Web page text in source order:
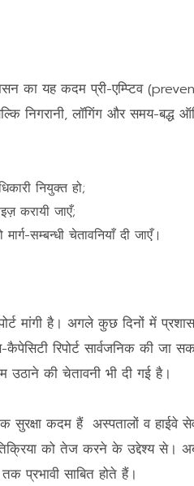
का यह कदम प्री-एम्प्टिव
निगरानी, लॉगिंग और समय-बद्ध
नियुक्त हो;
करायी जाएँ;
सम्बन्धी चेतावनियाँ दी जाएँ।
मांगी है। अगले कुछ दिनों में प्रशासन
रिपोर्ट सार्वजनिक की जा
उठाने की चेतावनी भी दी गई है।
सुरक्षा कदम हैं अस्पतालों व हाईवे
को तेज करने के उद्देश्य से। अब
प्रभावी साबित होते हैं।